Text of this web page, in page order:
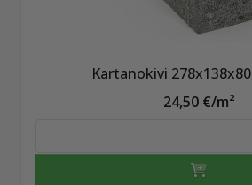
Kartanokivi
24,50 €/m²